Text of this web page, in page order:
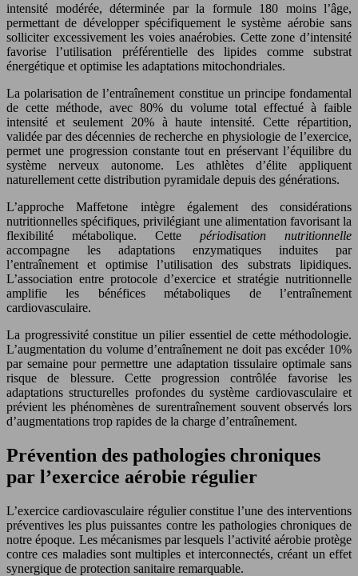
intensité modérée, déterminée par la formule 180 moins l’âge,
permettant de développer spécifiquement le système aérobie sans
solliciter excessivement les voies anaérobies. Cette zone d’intensité
favorise l’utilisation préférentielle des lipides comme substrat
énergétique et optimise les adaptations mitochondriales.
La polarisation de l’entraînement constitue un principe fondamental
de cette méthode, avec 80% du volume total effectué à faible
intensité et seulement 20% à haute intensité. Cette répartition,
validée par des décennies de recherche en physiologie de l’exercice,
permet une progression constante tout en préservant l’équilibre du
système nerveux autonome. Les athlètes d’élite appliquent
naturellement cette distribution pyramidale depuis des générations.
L’approche Maffetone intègre également des considérations
nutritionnelles spécifiques, privilégiant une alimentation favorisant la
flexibilité métabolique. Cette périodisation nutritionnelle
accompagne les adaptations enzymatiques induites par
l’entraînement et optimise l’utilisation des substrats lipidiques.
L’association entre protocole d’exercice et stratégie nutritionnelle
amplifie les bénéfices métaboliques de l’entraînement
cardiovasculaire.
La progressivité constitue un pilier essentiel de cette méthodologie.
L’augmentation du volume d’entraînement ne doit pas excéder 10%
par semaine pour permettre une adaptation tissulaire optimale sans
risque de blessure. Cette progression contrôlée favorise les
adaptations structurelles profondes du système cardiovasculaire et
prévient les phénomènes de surentraînement souvent observés lors
d’augmentations trop rapides de la charge d’entraînement.
Prévention des pathologies chroniques
par l’exercice aérobie régulier
L’exercice cardiovasculaire régulier constitue l’une des interventions
préventives les plus puissantes contre les pathologies chroniques de
notre époque. Les mécanismes par lesquels l’activité aérobie protège
contre ces maladies sont multiples et interconnectés, créant un effet
synergique de protection sanitaire remarquable.